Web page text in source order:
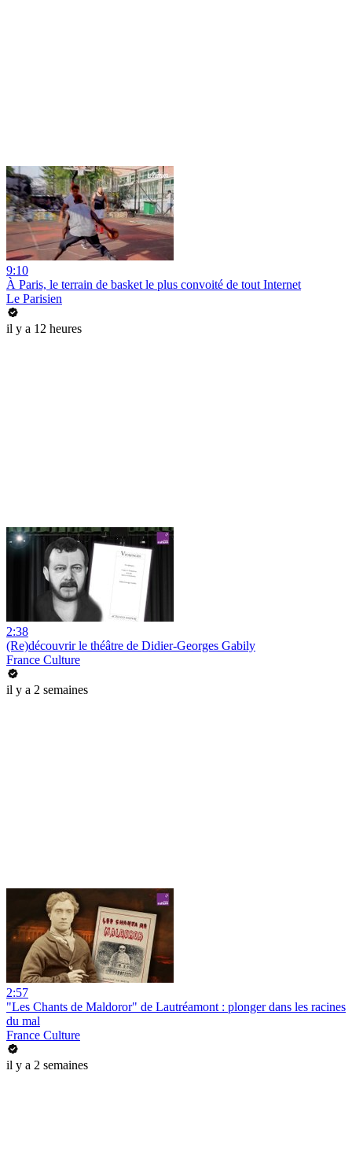
9:10
À Paris, le terrain de basket le plus convoité de tout Internet
Le Parisien
il y a 12 heures
2:38
(Re)découvrir le théâtre de Didier-Georges Gabily
France Culture
il y a 2 semaines
2:57
"Les Chants de Maldoror" de Lautréamont : plonger dans les racines
du mal
France Culture
il y a 2 semaines